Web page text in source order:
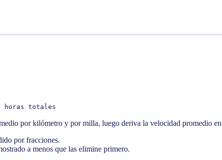
totales
por kilómetro y por milla, luego deriva la velocidad promedio
por fracciones.
a menos que las elimine primero.